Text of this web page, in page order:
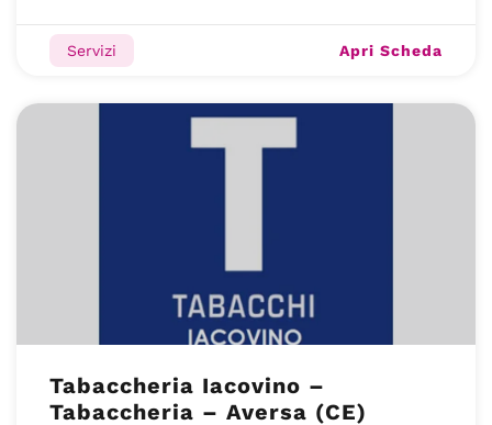
Servizi Apri Scheda
Tabaccheria Iacovino –
Tabaccheria – Aversa (CE)